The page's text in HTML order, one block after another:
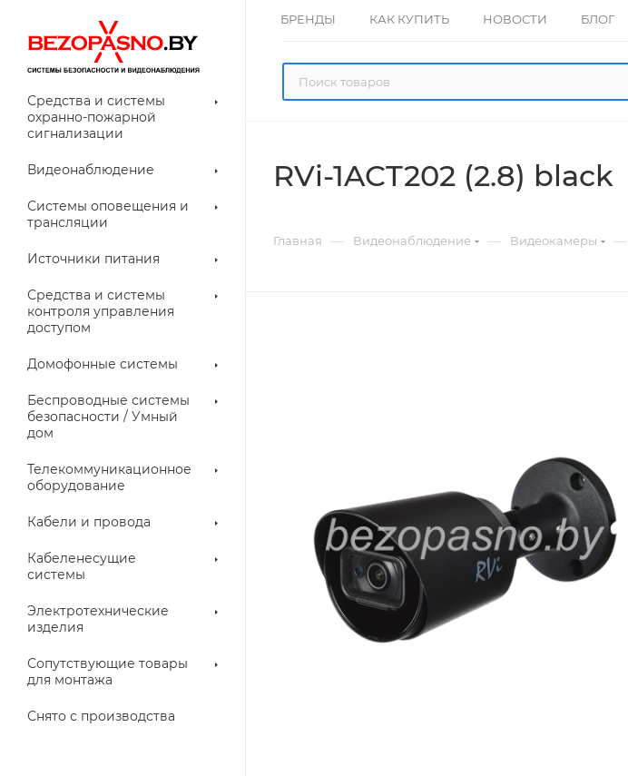
БРЕНДЫ КАК КУПИТЬ НОВОСТИ БЛОГ
Средства и системы
охранно-пожарной
сигнализации
Видеонаблюдение
для
Системы оповещения и
трансляции
указатели (табло)
Источники питания
Средства и системы
контроля управления
доступом
Домофонные системы
Беспроводные системы
безопасности / Умный
дом
Телекоммуникационное
оборудование
Кабели и провода
Кабеленесущие
системы
Трубы
Электротехнические
изделия
Сопутствующие товары
для монтажа
Снято с производства
RVi-1ACT202 (2.8) black
Главная — Видеонаблюдение — Видеокамеры —